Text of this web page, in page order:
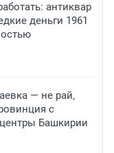
антиквар
деньги 1961
— не рай,
с
Башкирии